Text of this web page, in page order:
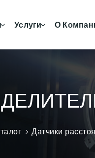
Услуги О
Датчики